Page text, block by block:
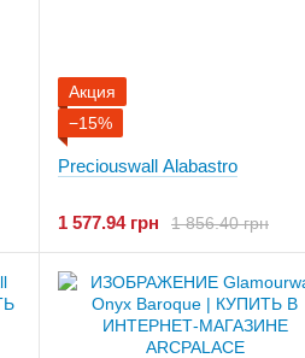
Акция
−15%
Preciouswall Alabastro
1 856.40 грн
1 577.94 грн